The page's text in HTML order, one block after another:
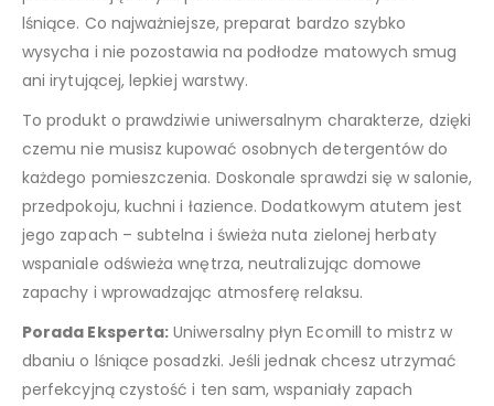
lśniące. Co najważniejsze, preparat bardzo szybko
wysycha i nie pozostawia na podłodze matowych smug
ani irytującej, lepkiej warstwy.
To produkt o prawdziwie uniwersalnym charakterze, dzięki
czemu nie musisz kupować osobnych detergentów do
każdego pomieszczenia. Doskonale sprawdzi się w salonie,
przedpokoju, kuchni i łazience. Dodatkowym atutem jest
jego zapach – subtelna i świeża nuta zielonej herbaty
wspaniale odświeża wnętrza, neutralizując domowe
zapachy i wprowadzając atmosferę relaksu.
Porada Eksperta: Uniwersalny płyn Ecomill to mistrz w
dbaniu o lśniące posadzki. Jeśli jednak chcesz utrzymać
perfekcyjną czystość i ten sam, wspaniały zapach